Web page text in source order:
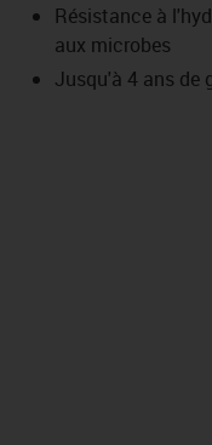
Résistance à
aux microbes
Jusqu'à 4 ans de